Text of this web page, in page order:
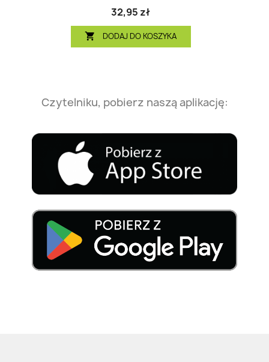
32,95 zł
 DODAJ DO KOSZYKA
Czytelniku, pobierz naszą aplikację: